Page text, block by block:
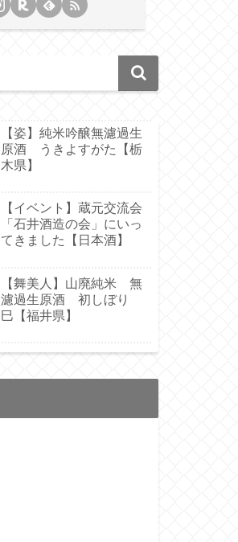
【姿】純米吟醸無濾過生
原酒 うきよすがた【栃
木県】
【イベント】蔵元交流会
「石井酒造の会」にいっ
てきました【日本酒】
【舞美人】山廃純米 無
濾過生原酒 初しぼり
巳【福井県】